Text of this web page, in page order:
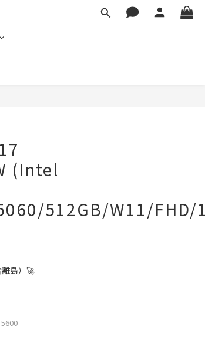
(Intel
512GB/W11/
島）🚀